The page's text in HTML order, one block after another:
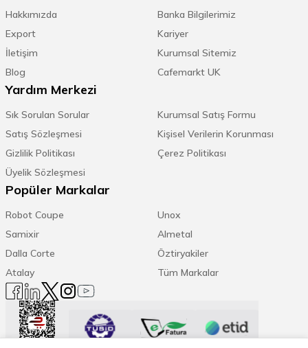
Hakkımızda
Banka Bilgilerimiz
Export
Kariyer
İletişim
Kurumsal Sitemiz
Blog
Cafemarkt UK
Yardım Merkezi
Sık Sorulan Sorular
Kurumsal Satış Formu
Satış Sözleşmesi
Kişisel Verilerin Korunması
Gizlilik Politikası
Çerez Politikası
Üyelik Sözleşmesi
Popüler Markalar
Robot Coupe
Unox
Samixir
Almetal
Dalla Corte
Öztiryakiler
Atalay
Tüm Markalar